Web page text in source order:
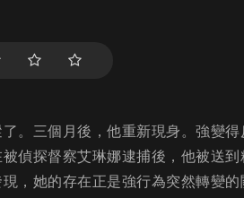
。三個月後，他重新現身。強變
偵探督察艾琳娜逮捕後，他被送
，她的存在正是強行為突然轉變